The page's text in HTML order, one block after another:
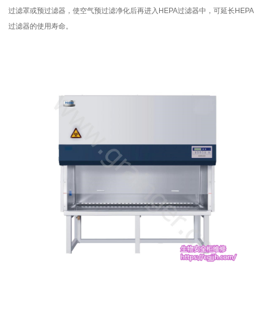
过滤罩或预过滤器，使空气预过滤净化后再进入HEPA过滤器中，可延长HEPA
过滤器的使用寿命。